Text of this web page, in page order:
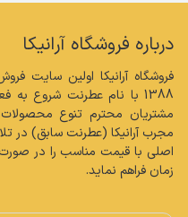
درباره فروشگاه آرانیکا
زمان فراهم نماید.